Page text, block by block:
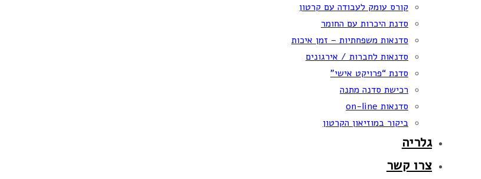
קורס עומק לעבודה עם קרטון
סדנת היכרות עם החומר
סדנאות משפחתיות – זמן איכות
סדנאות לחברות / אירגונים
סדנת “פרויקט אישי”
רכישת סדנה מתנה
סדנאות on-line
ביקור במוזיאון הקרטון
גלריה
צרו קשר